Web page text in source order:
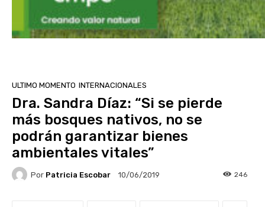
ULTIMO MOMENTO INTERNACIONALES
Dra. Sandra Díaz: “Si se pierde
más bosques nativos, no se
podrán garantizar bienes
ambientales vitales”
Por Patricia Escobar 10/06/2019 246